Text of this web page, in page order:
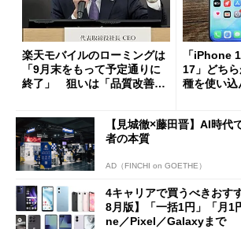
楽天モバイルのローミングは
「9月末をもって予定通りに
終了」 狙いは「品質改善」
も
「iPhone
17」どち
種を使い込
【見城徹×藤田晋】AI時代
者の本質
AD（FINCHI on GOETHE）
4キャリアで買うべきおす
8月版】「一括1円」「月1
ne／Pixel／Galaxyまで